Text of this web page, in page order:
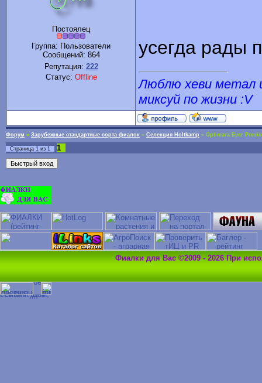
Постоялец
Группа: Пользователи
Сообщений: 864
Репутация: 222
Статус: Offline
усегда рады
Люблю хеви метал
миксуй по жизни :V
Форум » Зарубежные стандартные сорта фиалок » Селекция Holtkamp » Optimara Ever
Страница 1 из 1 1
Фиалки для Вас ©2009 - 2026 При